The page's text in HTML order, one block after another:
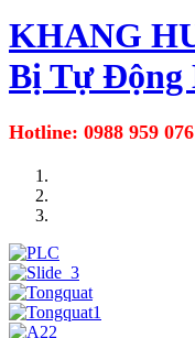
KHANG
Bị Tự Động
Hotline: 0988 959 076